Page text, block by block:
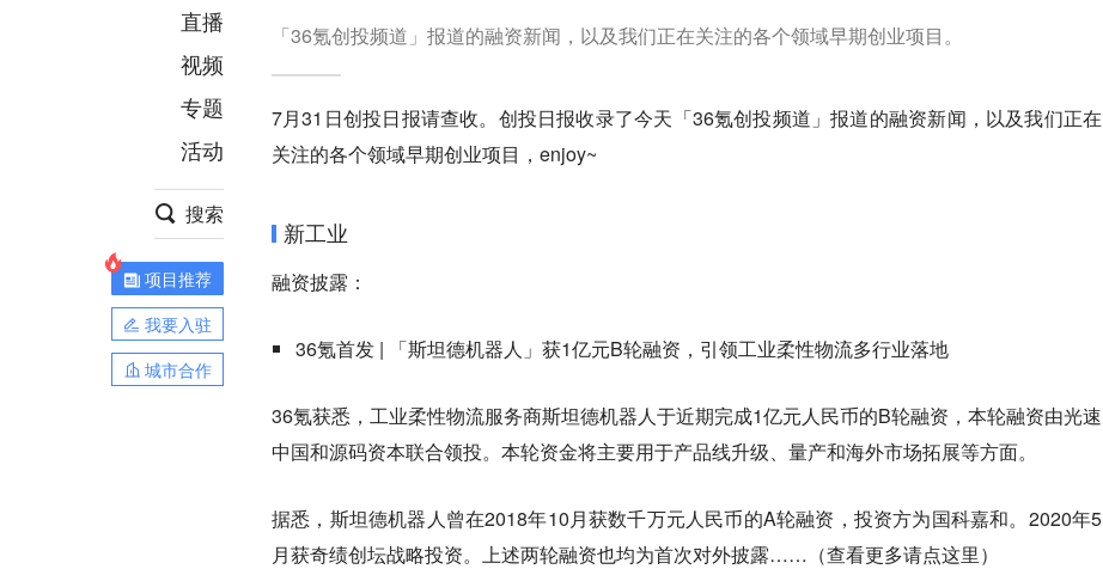
推荐
财经
项目推荐
安徽
直播
视频
专题
活动
搜索
项目推荐
我要入驻
城市合作
「36氪创投频道」报道的融资新闻，以及我们正在关注的各个领域早期创业项目。
7月31日创投日报请查收。创投日报收录了今天「36氪创投频道」报道的融资新闻，以及我们正在
关注的各个领域早期创业项目，enjoy~
新工业
融资披露：
36氪首发 | 「斯坦德机器人」获1亿元B轮融资，引领工业柔性物流多行业落地
36氪获悉，工业柔性物流服务商斯坦德机器人于近期完成1亿元人民币的B轮融资，本轮融资由光速
中国和源码资本联合领投。本轮资金将主要用于产品线升级、量产和海外市场拓展等方面。
据悉，斯坦德机器人曾在2018年10月获数千万元人民币的A轮融资，投资方为国科嘉和。2020年5
月获奇绩创坛战略投资。上述两轮融资也均为首次对外披露…… （查看更多请点这里）